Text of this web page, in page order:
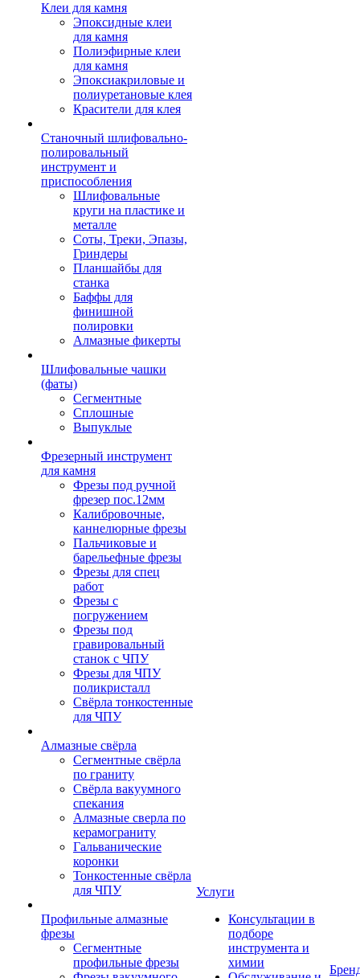
Клеи для камня
Эпоксидные клеи
для камня
Полиэфирные клеи
для камня
Эпоксиакриловые и
полиуретановые клея
Красители для клея
Станочный шлифовально-
полировальный
инструмент и
приспособления
Шлифовальные
круги на пластике и
металле
Соты, Треки, Эпазы,
Гриндеры
Планшайбы для
станка
Баффы для
финишной
полировки
Алмазные фикерты
Шлифовальные чашки
(фаты)
Сегментные
Сплошные
Выпуклые
Фрезерный инструмент
для камня
Фрезы под ручной
фрезер пос.12мм
Калибровочные,
каннелюрные фрезы
Пальчиковые и
барельефные фрезы
Фрезы для спец
работ
Фрезы с
погружением
Фрезы под
гравировальный
станок с ЧПУ
Фрезы для ЧПУ
поликристалл
Свёрла тонкостенные
для ЧПУ
Алмазные свёрла
Сегментные свёрла
по граниту
Свёрла вакуумного
спекания
Алмазные сверла по
керамограниту
Гальванические
коронки
Тонкостенные свёрла
для ЧПУ
Профильные алмазные
фрезы
Сегментные
профильные фрезы
Услуги
Консультации в
подборе
инструмента и
химии